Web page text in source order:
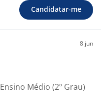
Candidatar-me
8 jun
Ensino Médio (2º Grau)